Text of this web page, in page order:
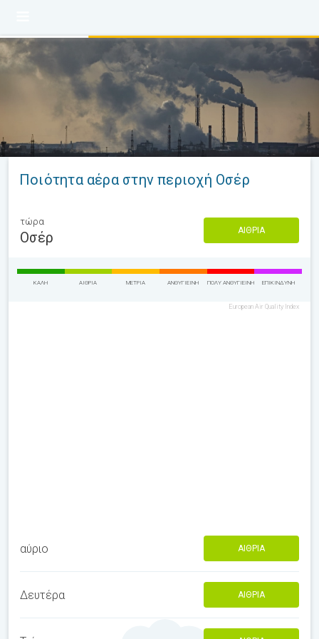
Ποιότητα αέρα στην περιοχή Οσέρ
τώρα
Οσέρ ΑΊΘΡΙΑ
ΚΑΛΉ ΑΊΘΡΙΑ ΜΈΤΡΙΑ ΑΝΘΥΓΙΕΙΝΉ ΠΟΛΎ ΑΝΘΥΓΙΕΙΝΉ ΕΠΙΚΊΝΔΥΝΗ
European Air Quality Index
αύριο ΑΊΘΡΙΑ
Δευτέρα ΑΊΘΡΙΑ